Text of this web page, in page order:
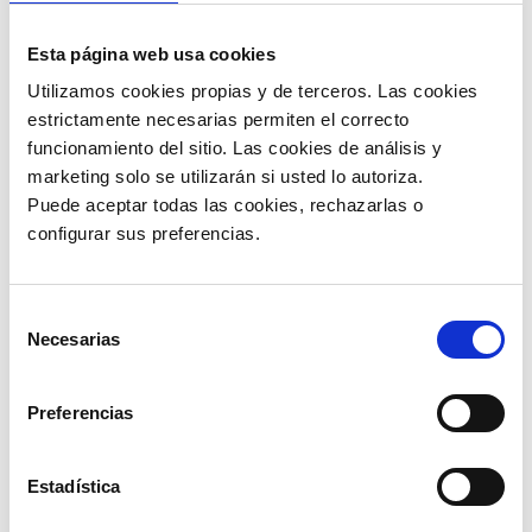
Esta página web usa cookies
Utilizamos cookies propias y de terceros. Las cookies
estrictamente necesarias permiten el correcto
funcionamiento del sitio. Las cookies de análisis y
marketing solo se utilizarán si usted lo autoriza.
Puede aceptar todas las cookies, rechazarlas o
configurar sus preferencias.
Necesarias
Preferencias
Estadística
Tips para mejorar la
logística de tu
emprendimiento
La logística es parte primordial de la
cadena de valor de un negocio. Hoy
veremos varias recomendaciones para
fortalecerla.
LEER MÁS »
25/11/2022